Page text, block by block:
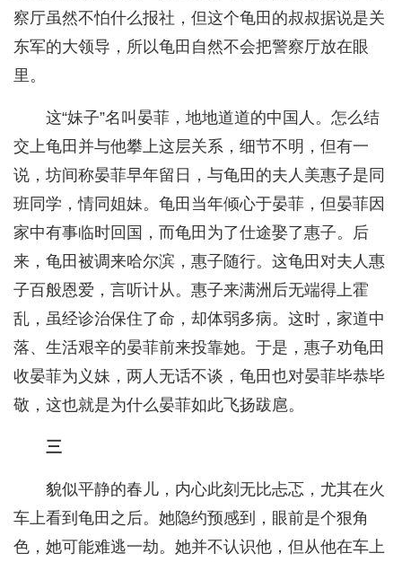
察厅虽然不怕什么报社，但这个龟田的叔叔据说是关
东军的大领导，所以龟田自然不会把警察厅放在眼
里。
这“妹子”名叫晏菲，地地道道的中国人。怎么结
交上龟田并与他攀上这层关系，细节不明，但有一
说，坊间称晏菲早年留日，与龟田的夫人美惠子是同
班同学，情同姐妹。龟田当年倾心于晏菲，但晏菲因
家中有事临时回国，而龟田为了仕途娶了惠子。后
来，龟田被调来哈尔滨，惠子随行。这龟田对夫人惠
子百般恩爱，言听计从。惠子来满洲后无端得上霍
乱，虽经诊治保住了命，却体弱多病。这时，家道中
落、生活艰辛的晏菲前来投靠她。于是，惠子劝龟田
收晏菲为义妹，两人无话不谈，龟田也对晏菲毕恭毕
敬，这也就是为什么晏菲如此飞扬跋扈。
三
貌似平静的春儿，内心此刻无比忐忑，尤其在火
车上看到龟田之后。她隐约预感到，眼前是个狠角
色，她可能难逃一劫。她并不认识他，但从他在车上